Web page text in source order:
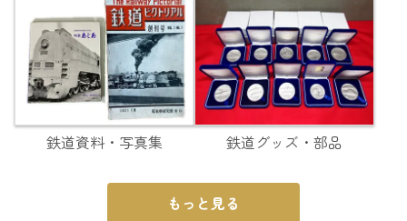
鉄道資料・写真集 鉄道グッズ・部品
もっと見る